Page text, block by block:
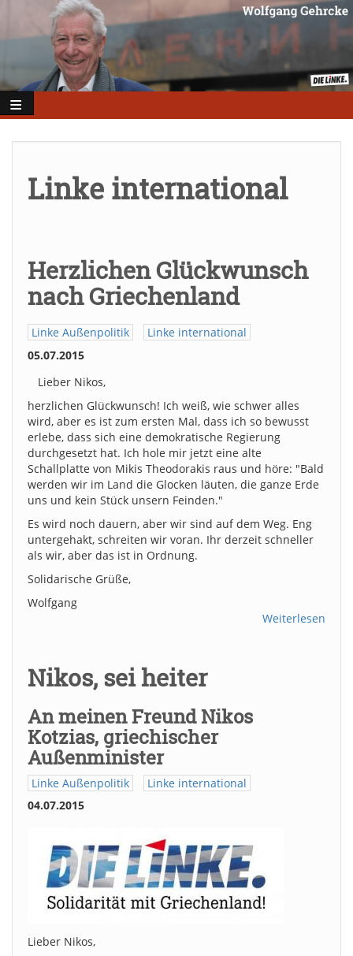
Inhalt
Linke international
Herzlichen Glückwunsch
nach Griechenland
Linke Außenpolitik
Linke international
05.07.2015
Lieber Nikos,
herzlichen Glückwunsch! Ich weiß, wie schwer alles
wird, aber es ist zum ersten Mal, dass ich so bewusst
erlebe, dass sich eine demokratische Regierung
durchgesetzt hat. Ich hole mir jetzt eine alte
Schallplatte von Mikis Theodorakis raus und höre: "Bald
werden wir im Land die Glocken läuten, die ganze Erde
uns und kein Stück unsern Feinden."
Es wird noch dauern, aber wir sind auf dem Weg. Eng
untergehakt, schreiten wir voran. Ihr derzeit schneller
als wir, aber das ist in Ordnung.
Solidarische Grüße,
Wolfgang
Weiterlesen
Nikos, sei heiter
An meinen Freund Nikos
Kotzias, griechischer
Außenminister
Linke Außenpolitik
Linke international
04.07.2015
Lieber Nikos,